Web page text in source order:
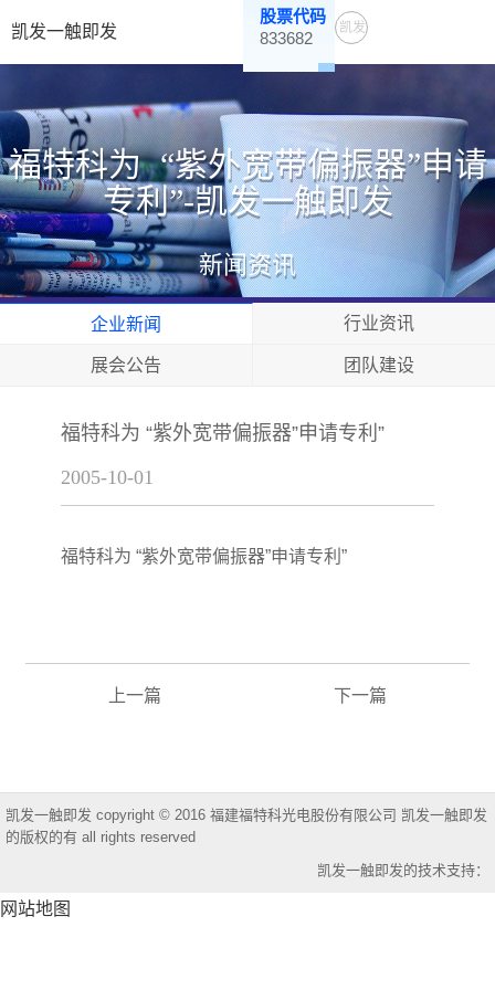
凯发一触即发
股票代码
833682
凯发
福特科为 “紫外宽带偏振器”申请
专利”-凯发一触即发
新闻资讯
企业新闻 行业资讯
展会公告 团队建设
福特科为 “紫外宽带偏振器”申请专利”
2005-10-01
福特科为 “紫外宽带偏振器”申请专利”
下一篇
上一篇
凯发一触即发 copyright © 2016 福建福特科光电股份有限公司 凯发一触即发
的版权的有 all rights reserved
凯发一触即发的技术支持：
网站地图